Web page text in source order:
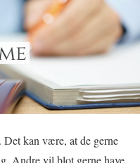
Det kan være, at de gerne
Andre vil blot gerne have